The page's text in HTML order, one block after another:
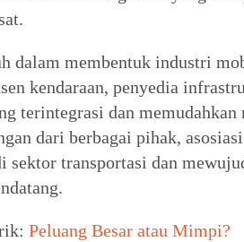
dalam membentuk industri
kendaraan, penyedia
terintegrasi dan
dari berbagai pihak,
sektor transportasi dan
Peluang Besar atau Mimpi?